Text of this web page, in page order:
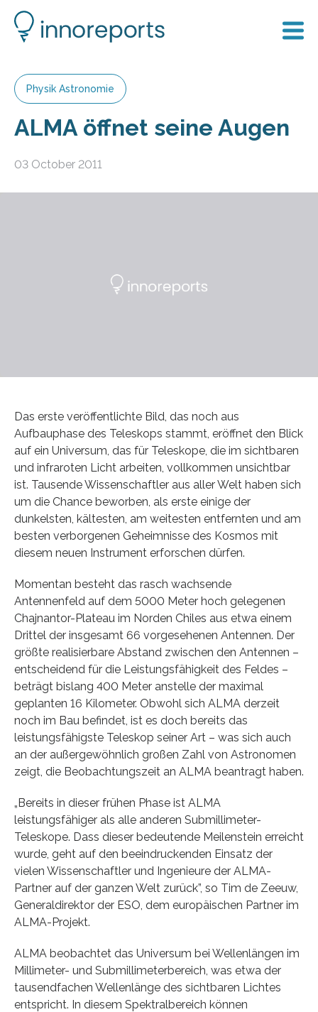
Physik Astronomie
ALMA öffnet seine Augen
03 October 2011
Das erste veröffentlichte Bild, das noch aus
Aufbauphase des Teleskops stammt, eröffnet den Blick
auf ein Universum, das für Teleskope, die im sichtbaren
und infraroten Licht arbeiten, vollkommen unsichtbar
ist. Tausende Wissenschaftler aus aller Welt haben sich
um die Chance beworben, als erste einige der
dunkelsten, kältesten, am weitesten entfernten und am
besten verborgenen Geheimnisse des Kosmos mit
diesem neuen Instrument erforschen dürfen.
Momentan besteht das rasch wachsende
Antennenfeld auf dem 5000 Meter hoch gelegenen
Chajnantor-Plateau im Norden Chiles aus etwa einem
Drittel der insgesamt 66 vorgesehenen Antennen. Der
größte realisierbare Abstand zwischen den Antennen –
entscheidend für die Leistungsfähigkeit des Feldes –
beträgt bislang 400 Meter anstelle der maximal
geplanten 16 Kilometer. Obwohl sich ALMA derzeit
noch im Bau befindet, ist es doch bereits das
leistungsfähigste Teleskop seiner Art – was sich auch
an der außergewöhnlich großen Zahl von Astronomen
zeigt, die Beobachtungszeit an ALMA beantragt haben.
„Bereits in dieser frühen Phase ist ALMA
leistungsfähiger als alle anderen Submillimeter-
Teleskope. Dass dieser bedeutende Meilenstein erreicht
wurde, geht auf den beeindruckenden Einsatz der
vielen Wissenschaftler und Ingenieure der ALMA-
Partner auf der ganzen Welt zurück”, so Tim de Zeeuw,
Generaldirektor der ESO, dem europäischen Partner im
ALMA-Projekt.
ALMA beobachtet das Universum bei Wellenlängen im
Millimeter- und Submillimeterbereich, was etwa der
tausendfachen Wellenlänge des sichtbaren Lichtes
entspricht. In diesem Spektralbereich können